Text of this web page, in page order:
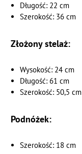
Długość: 22 cm
Szerokość: 36 cm
Złożony stelaż:
Wysokość: 24 cm
Długość: 61 cm
Szerokość: 50,5 cm
Podnóżek:
Szerokość: 18 cm